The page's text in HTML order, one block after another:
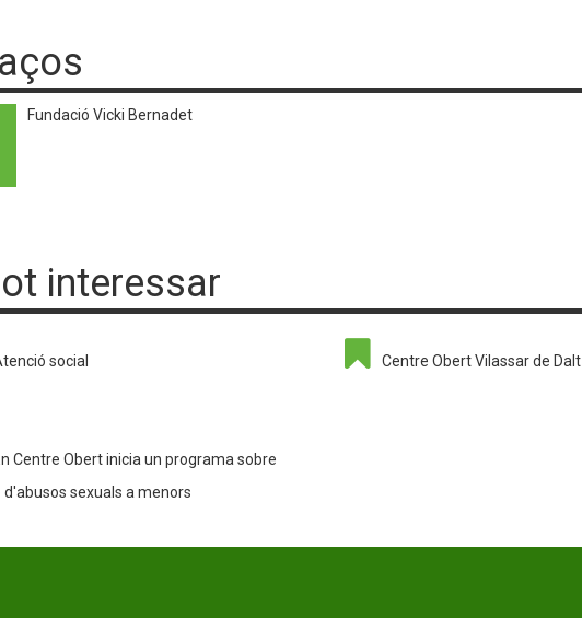
Fundació Vicki Bernadet
interessar
social Centre Obert Vilassar de Dalt
Centre Obert inicia un programa sobre
d'abusos sexuals a menors